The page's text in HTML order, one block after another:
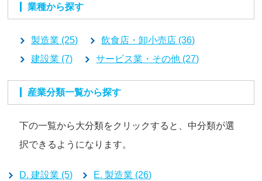
業種から探す
製造業 (25)
飲食店・卸小売店 (36)
建設業 (7)
サービス業・その他 (27)
産業分類一覧から探す
下の一覧から大分類をクリックすると、中分類が選
択できるようになります。
D. 建設業 (5)
E. 製造業 (26)